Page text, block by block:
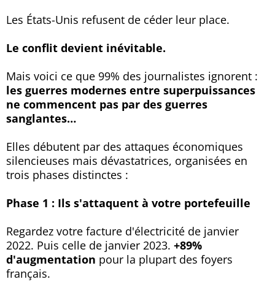
Les États-Unis refusent de céder leur place.
Le conflit devient inévitable.
Mais voici ce que 99% des journalistes ignorent :
les guerres modernes entre superpuissances
ne commencent pas par des guerres
sanglantes…
Elles débutent par des attaques économiques
silencieuses mais dévastatrices, organisées en
trois phases distinctes :
Phase 1 : Ils s'attaquent à votre portefeuille
Regardez votre facture d'électricité de janvier
2022. Puis celle de janvier 2023. +89%
d'augmentation pour la plupart des foyers
français.